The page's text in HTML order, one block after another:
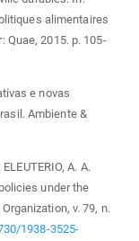
alimentaires
Quae, 2015. p. 105-
e novas
Ambiente &
A. A.
under the
v. 79, n.
1938-3525-